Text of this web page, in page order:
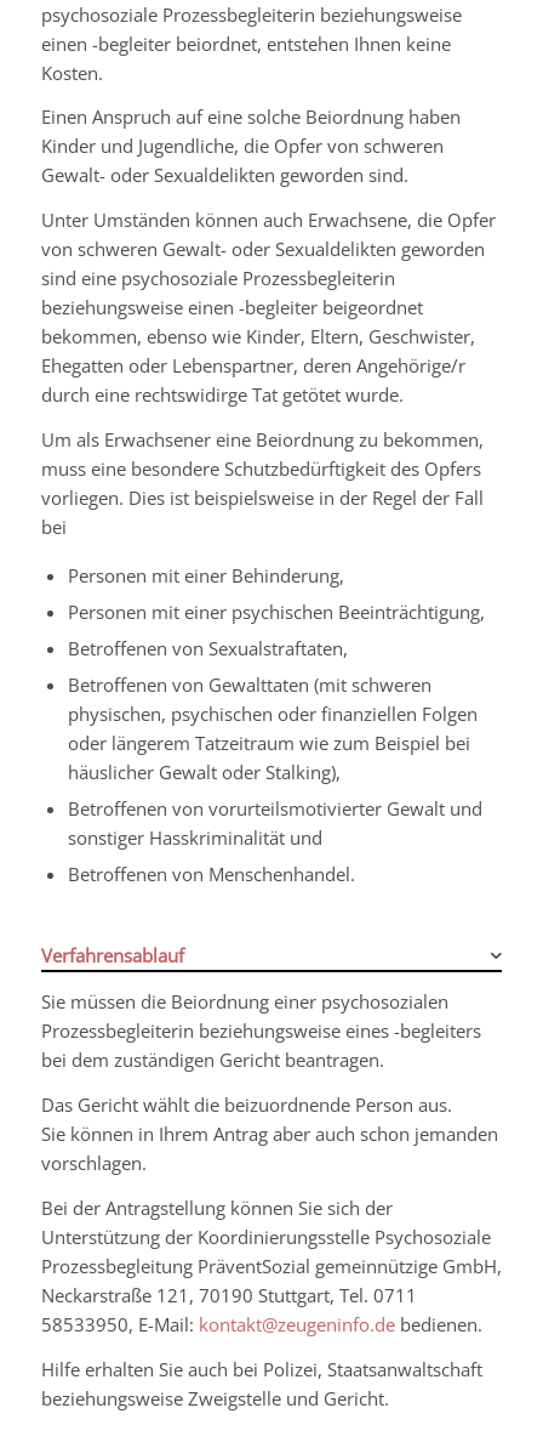
psychosoziale Prozessbegleiterin beziehungsweise
einen -begleiter beiordnet, entstehen Ihnen keine
Kosten.
Einen Anspruch auf eine solche Beiordnung haben
Kinder und Jugendliche, die Opfer von schweren
Gewalt- oder Sexualdelikten geworden sind.
Unter Umständen können auch Erwachsene, die Opfer
von schweren Gewalt- oder Sexualdelikten geworden
sind eine psychosoziale Prozessbegleiterin
beziehungsweise einen -begleiter beigeordnet
bekommen, ebenso wie Kinder, Eltern, Geschwister,
Ehegatten oder Lebenspartner, deren Angehörige/r
durch eine rechtswidirge Tat getötet wurde.
Um als Erwachsener eine Beiordnung zu bekommen,
muss eine besondere Schutzbedürftigkeit des Opfers
vorliegen. Dies ist beispielsweise in der Regel der Fall
bei
Personen mit einer Behinderung,
Personen mit einer psychischen Beeinträchtigung,
Betroffenen von Sexualstraftaten,
Betroffenen von Gewalttaten (mit schweren
physischen, psychischen oder finanziellen Folgen
oder längerem Tatzeitraum wie zum Beispiel bei
häuslicher Gewalt oder Stalking),
Betroffenen von vorurteilsmotivierter Gewalt und
sonstiger Hasskriminalität und
Betroffenen von Menschenhandel.
Verfahrensablauf
Sie müssen die Beiordnung einer psychosozialen
Prozessbegleiterin beziehungsweise eines -begleiters
bei dem zuständigen Gericht beantragen.
Das Gericht wählt die beizuordnende Person aus.
Sie können in Ihrem Antrag aber auch schon jemanden
vorschlagen.
Bei der Antragstellung können Sie sich der
Unterstützung der Koordinierungsstelle Psychosoziale
Prozessbegleitung PräventSozial gemeinnützige GmbH,
Neckarstraße 121, 70190 Stuttgart, Tel. 0711
58533950, E-Mail: kontakt@zeugeninfo.debedienen.
Hilfe erhalten Sie auch bei Polizei, Staatsanwaltschaft
beziehungsweise Zweigstelle und Gericht.